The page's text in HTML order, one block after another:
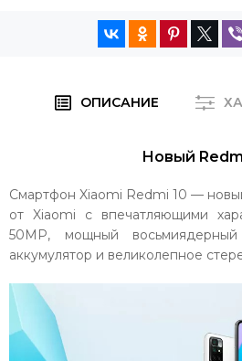
ОПИСАНИЕ
Новый
Смартфон Xiaomi Redmi 10 —
от Xiaomi с впечатляющими
50MP, мощный
аккумулятор и великолепное